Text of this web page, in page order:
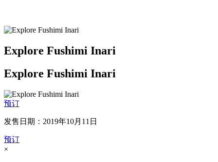
Explore Fushimi Inari
Explore Fushimi Inari
预订
发售日期：2019年10月11日
预订
×